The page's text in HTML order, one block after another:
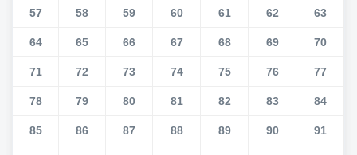
57 58 59 60 61 62 63
64 65 66 67 68 69 70
71 72 73 74 75 76 77
78 79 80 81 82 83 84
85 86 87 88 89 90 91